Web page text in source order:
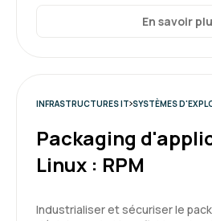
En savoir
INFRASTRUCTURES IT SYSTÈMES
Packaging
Linux : RPM
Industrialiser et sécuriser le